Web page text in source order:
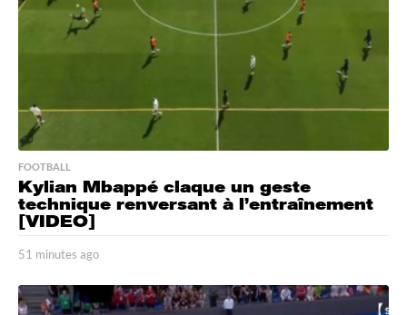
FOOTBALL
Kylian Mbappé claque un geste
technique renversant à l’entraînement
[VIDEO]
51 minutes ago
m
i